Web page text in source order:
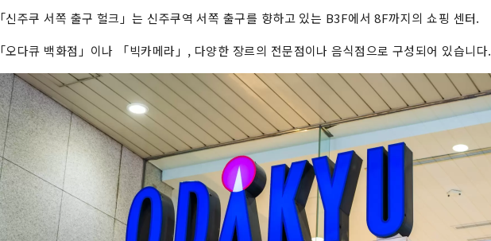
「신주쿠 서쪽 출구 헐크」는 신주쿠역 서쪽 출구를 향하고 있는 B3F에서 8F까지의 쇼핑 센터.
「오다큐 백화점」이나 「빅카메라」, 다양한 장르의 전문점이나 음식점으로 구성되어 있습니다.